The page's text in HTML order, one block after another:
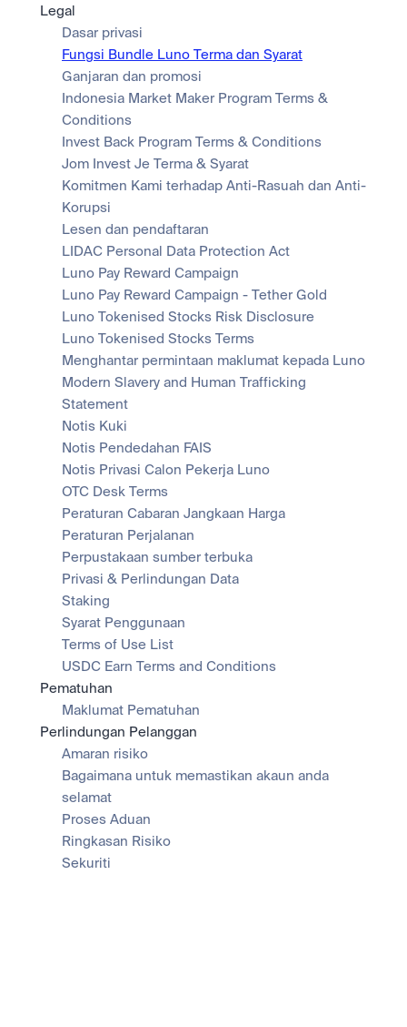
Legal
Dasar privasi
Fungsi Bundle Luno Terma dan Syarat
Ganjaran dan promosi
Indonesia Market Maker Program Terms &
Conditions
Invest Back Program Terms & Conditions
Jom Invest Je Terma & Syarat
Komitmen Kami terhadap Anti-Rasuah dan Anti-
Korupsi
Lesen dan pendaftaran
LIDAC Personal Data Protection Act
Luno Pay Reward Campaign
Luno Pay Reward Campaign - Tether Gold
Luno Tokenised Stocks Risk Disclosure
Luno Tokenised Stocks Terms
Menghantar permintaan maklumat kepada Luno
Modern Slavery and Human Trafficking
Statement
Notis Kuki
Notis Pendedahan FAIS
Notis Privasi Calon Pekerja Luno
OTC Desk Terms
Peraturan Cabaran Jangkaan Harga
Peraturan Perjalanan
Perpustakaan sumber terbuka
Privasi & Perlindungan Data
Staking
Syarat Penggunaan
Terms of Use List
USDC Earn Terms and Conditions
Pematuhan
Maklumat Pematuhan
Perlindungan Pelanggan
Amaran risiko
Bagaimana untuk memastikan akaun anda
selamat
Proses Aduan
Ringkasan Risiko
Sekuriti